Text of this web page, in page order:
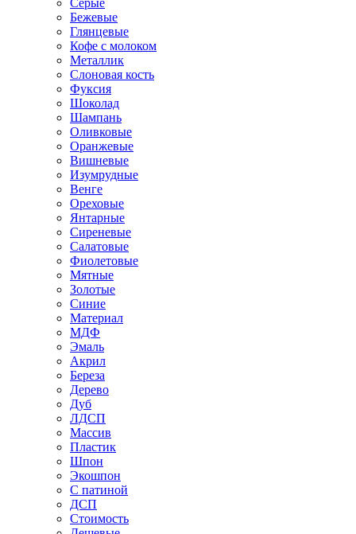
Серые
Бежевые
Глянцевые
Кофе с молоком
Металлик
Слоновая кость
Фуксия
Шоколад
Шампань
Оливковые
Оранжевые
Вишневые
Изумрудные
Венге
Ореховые
Янтарные
Сиреневые
Салатовые
Фиолетовые
Мятные
Золотые
Синие
Материал
МДФ
Эмаль
Акрил
Береза
Дерево
Дуб
ЛДСП
Массив
Пластик
Шпон
Экошпон
С патиной
ДСП
Стоимость